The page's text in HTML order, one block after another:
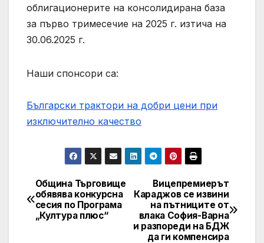
облигационерите на консолидирана база
за първо тримесечие на 2025 г. изтича на
30.06.2025 г.
Наши спонсори са:
Български трактори на добри цени при
изключително качество
Навигация
Вицепремиерът
Караджов се извини
на пътниците от
влака София-Варна
и разпореди на БДЖ
да ги компенсира
Община Търговище
обявява конкурсна
сесия по Програма
„Култура плюс“